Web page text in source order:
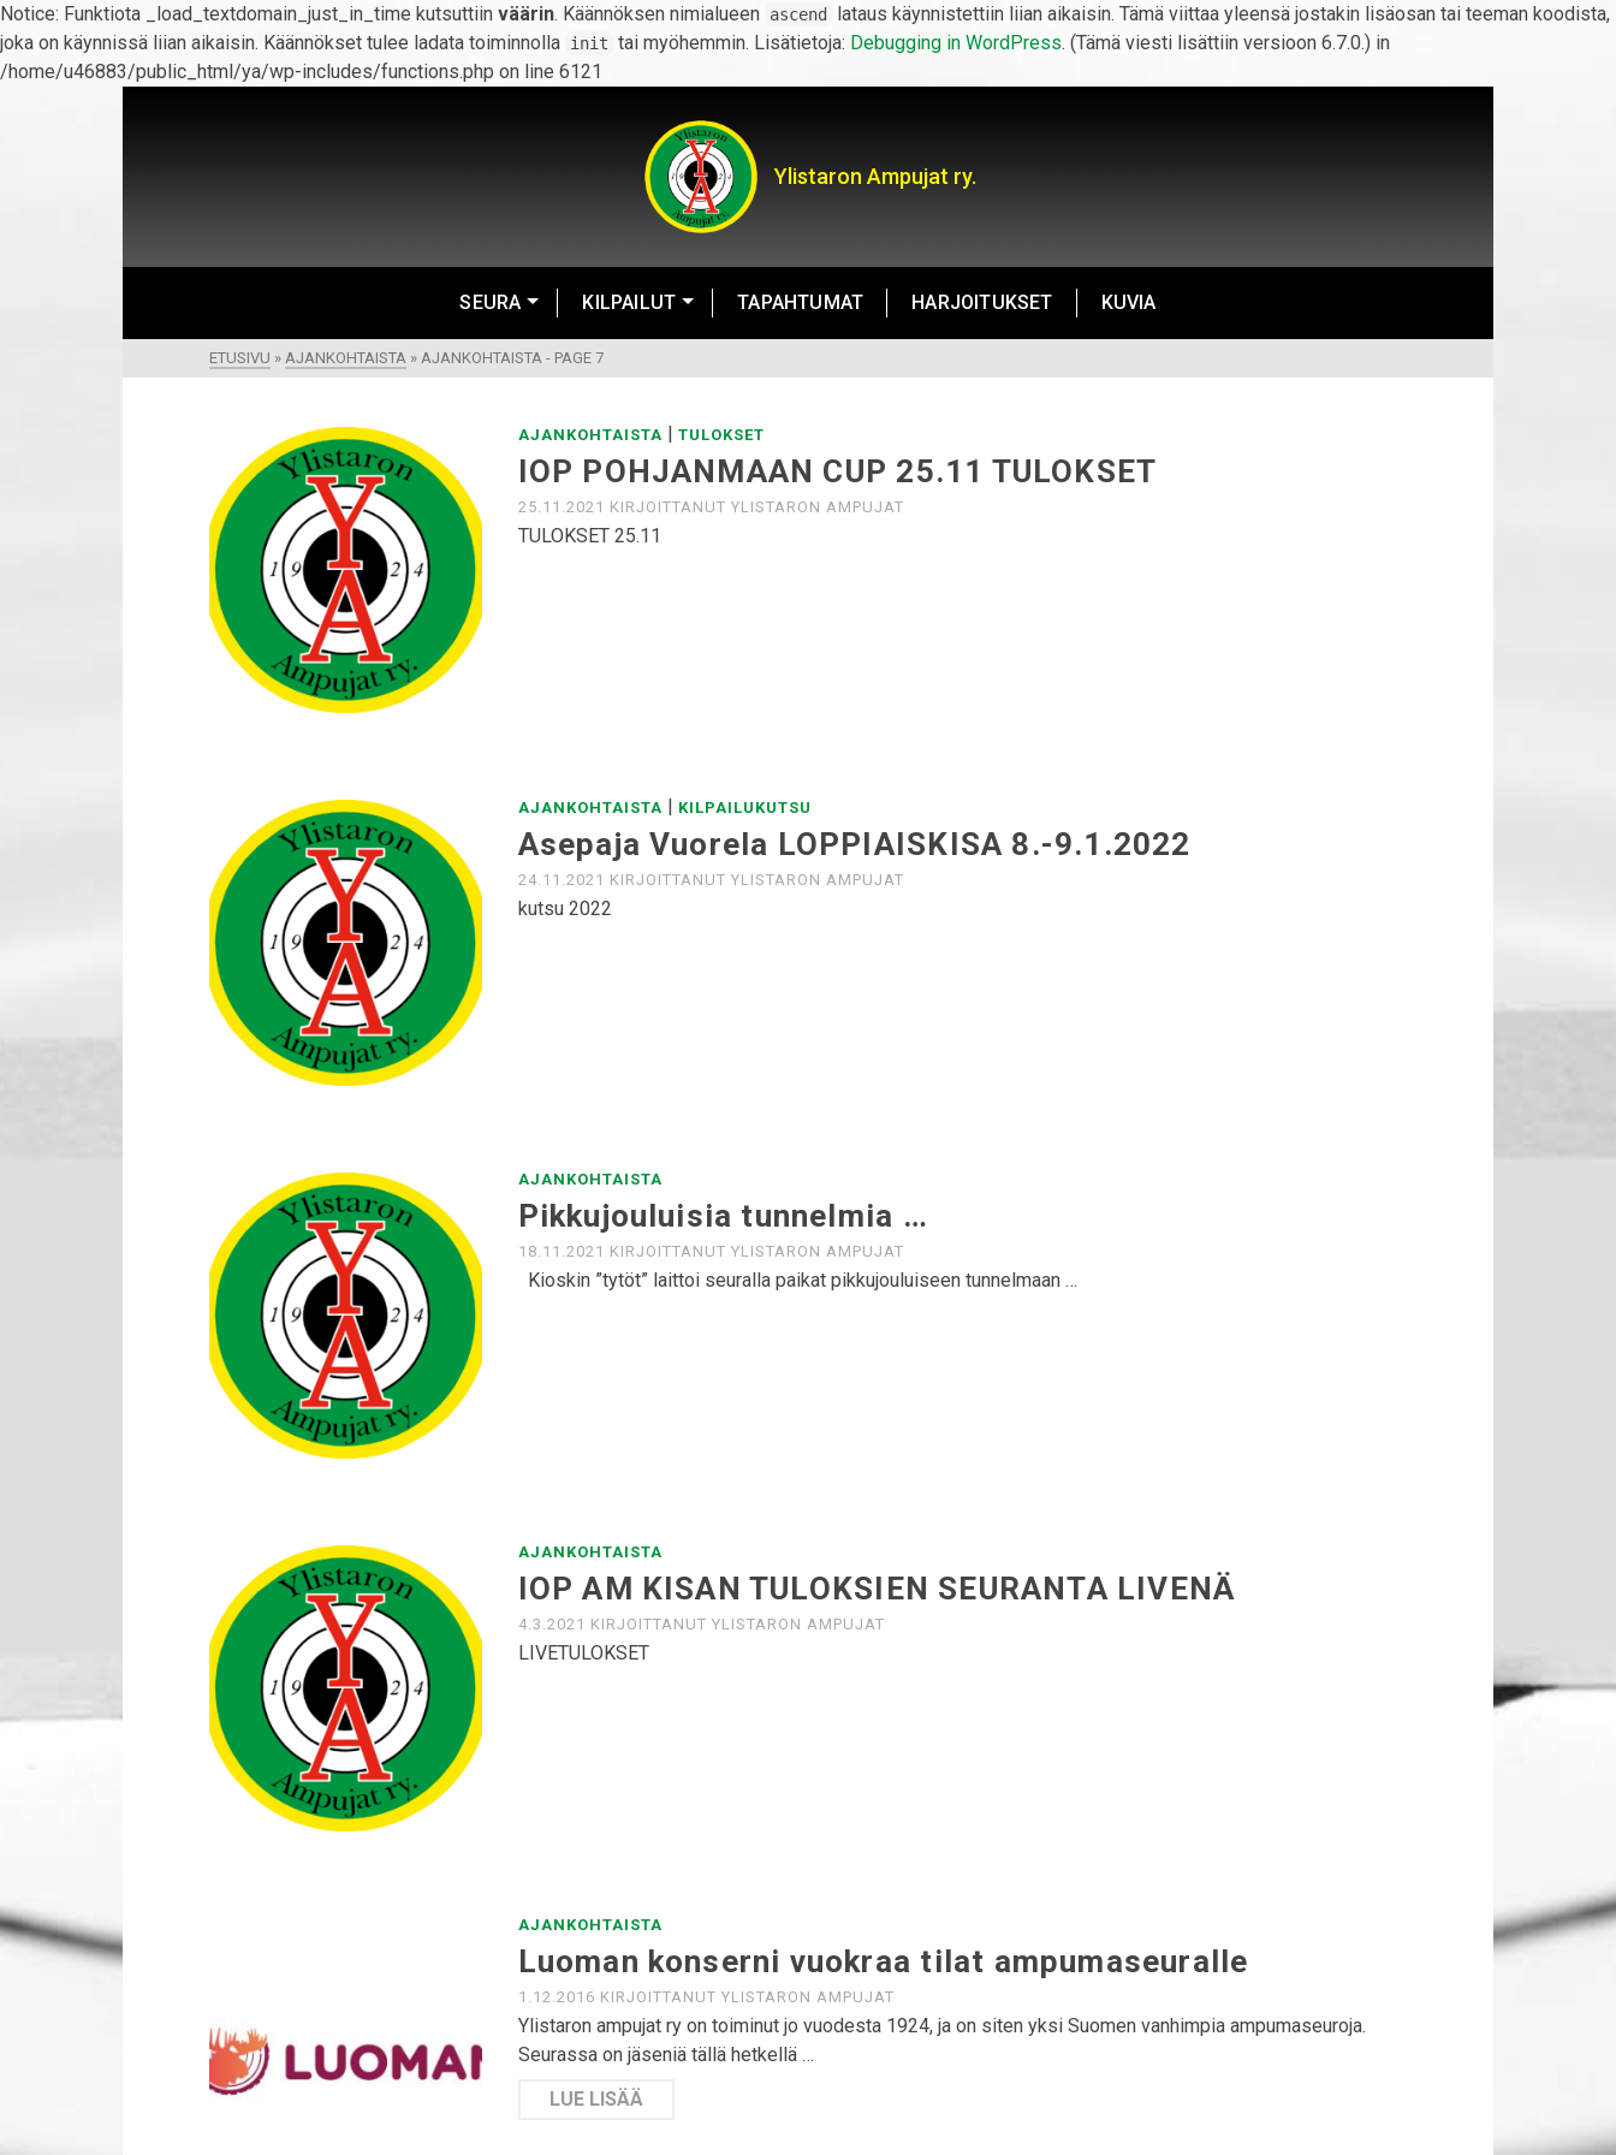
Notice: Funktiota _load_textdomain_just_in_time kutsuttiin väärin. Käännöksen nimialueen ascend
lataus käynnistettiin liian aikaisin. Tämä viittaa yleensä jostakin lisäosan tai teeman koodista,
joka on käynnissä liian aikaisin. Käännökset tulee ladata toiminnolla init tai myöhemmin. Lisätietoja: Debugging in WordPress. (Tämä viesti lisättiin versioon 6.7.0.) in
/home/u46883/public_html/ya/wp-includes/functions.php on line 6121
Ylistaron Ampujat ry.
SEURA KILPAILUT TAPAHTUMAT HARJOITUKSET KUVIA
ETUSIVU » AJANKOHTAISTA » AJANKOHTAISTA - PAGE 7
AJANKOHTAISTA | TULOKSET
IOP POHJANMAAN CUP 25.11 TULOKSET
25.11.2021 KIRJOITTANUT YLISTARON AMPUJAT
TULOKSET 25.11
AJANKOHTAISTA | KILPAILUKUTSU
Asepaja Vuorela LOPPIAISKISA 8.-9.1.2022
24.11.2021 KIRJOITTANUT YLISTARON AMPUJAT
kutsu 2022
AJANKOHTAISTA
Pikkujouluisia tunnelmia …
18.11.2021 KIRJOITTANUT YLISTARON AMPUJAT
Kioskin ”tytöt” laittoi seuralla paikat pikkujouluiseen tunnelmaan …
AJANKOHTAISTA
IOP AM KISAN TULOKSIEN SEURANTA LIVENÄ
4.3.2021 KIRJOITTANUT YLISTARON AMPUJAT
LIVETULOKSET
AJANKOHTAISTA
Luoman konserni vuokraa tilat ampumaseuralle
1.12.2016 KIRJOITTANUT YLISTARON AMPUJAT
Ylistaron ampujat ry on toiminut jo vuodesta 1924, ja on siten yksi Suomen vanhimpia ampumaseuroja.
Seurassa on jäseniä tällä hetkellä …
LUE LISÄÄ